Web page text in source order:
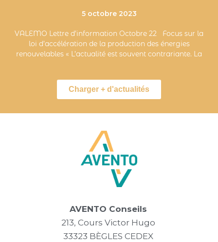
5 octobre 2023
VALEMO Lettre d’information Octobre 22 Focus sur la
loi d’accélération de la production des énergies
renouvelables « L’actualité est souvent contrariante. La
Charger + d'actualités
AVENTO Conseils
213, Cours Victor Hugo
33323 BÈGLES CEDEX